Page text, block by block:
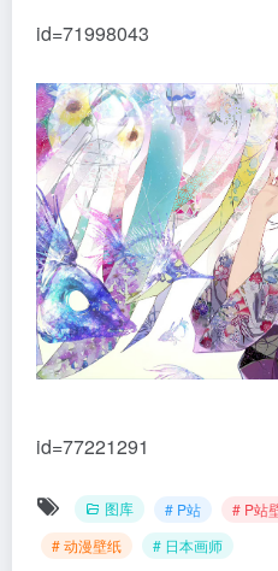
id=71998043
id=77221291
图库 # P站 # P站
# 动漫壁纸
# 日本画师